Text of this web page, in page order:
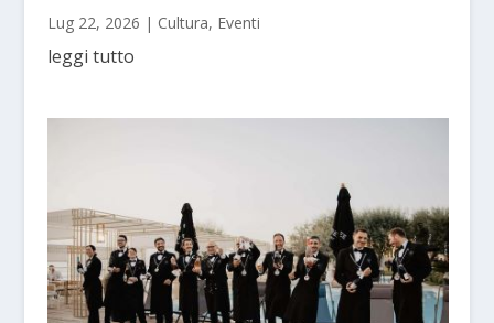
Lug 22, 2026 | Cultura, Eventi
leggi tutto